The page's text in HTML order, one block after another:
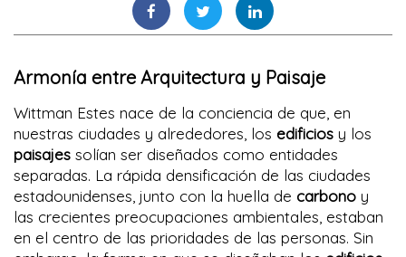
Armonía entre Arquitectura y Paisaje
Wittman Estes nace de la conciencia de que, en
nuestras ciudades y alrededores, los edificios y los
paisajes solían ser diseñados como entidades
separadas. La rápida densificación de las ciudades
estadounidenses, junto con la huella de carbono y
las crecientes preocupaciones ambientales, estaban
en el centro de las prioridades de las personas. Sin